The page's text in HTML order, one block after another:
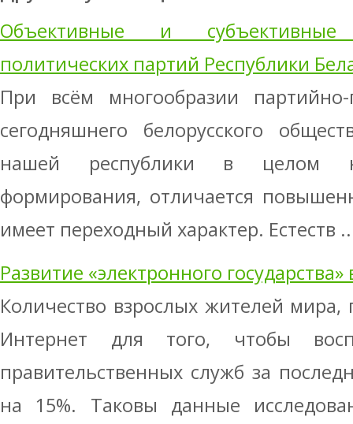
Объективные и
политических партий Республики
При всём многообразии
сегодняшнего белорусского
нашей республики в целом
формирования, отличается
имеет переходный характер. Естеств
Развитие «электронного
Количество взрослых жителей
Интернет для того, чтобы
правительственных служб за
на 15%. Таковы данные